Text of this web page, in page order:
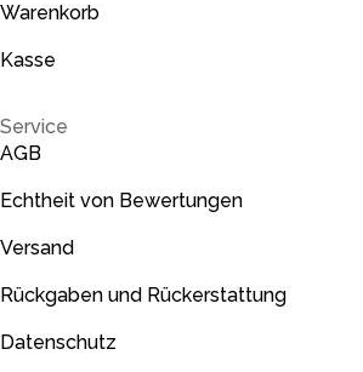
Warenkorb
Kasse
Service
AGB
Echtheit von Bewertungen
Versand
Rückgaben und Rückerstattung
Datenschutz